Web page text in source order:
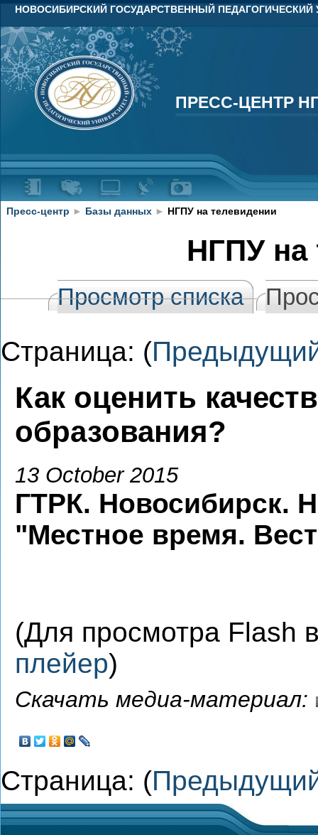
НОВОСИБИРСКИЙ ГОСУДАРСТВЕННЫЙ ПЕДАГОГИЧЕСКИЙ
ПРЕСС-ЦЕНТР
ПРЕСС-ЦЕНТР
Пресс-центр ► Базы данных ► НГПУ на телевидении
НГПУ на
Просмотр списка
Страница: (
Как оценить
образования?
13 October 2015
ГТРК. Новосибирск.
"Местное время.
(Для просмотра Flash
плейер)
Скачать медиа-материал:
Страница: (